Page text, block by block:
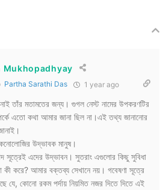
Mukhopadhyay
Partha Sarathi Das 1 year ago
তাঁর মতামতের জন্য। গুগল নেস্ট নামের উপকরণটির
এতো কথা আমার জানা ছিল না।এই তথ্য জানানোর
উদ্ভাবক মানুষ।
সূত্রেই এদের উদ্ভাবন। সুতরাং এগুলোর কিছু সুবিধা
করে? আমার বক্তব্য সেখানে নয়। গবেষণা সূত্রে
যে, কোনো রকম পর্দায় নিয়মিত নজর দিতে দিতে এই